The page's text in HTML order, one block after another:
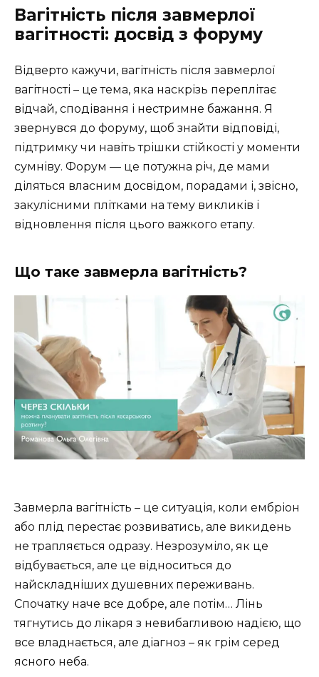
Вагітність після завмерлої
вагітності: досвід з форуму
Відверто кажучи, вагітність після завмерлої
вагітності – це тема, яка наскрізь переплітає
відчай, сподівання і нестримне бажання. Я
звернувся до форуму, щоб знайти відповіді,
підтримку чи навіть трішки стійкості у моменти
сумніву. Форум — це потужна річ, де мами
діляться власним досвідом, порадами і, звісно,
закулісними плітками на тему викликів і
відновлення після цього важкого етапу.
Що таке завмерла вагітність?
Завмерла вагітність – це ситуація, коли ембріон
або плід перестає розвиватись, але викидень
не трапляється одразу. Незрозуміло, як це
відбувається, але це відноситься до
найскладніших душевних переживань.
Спочатку наче все добре, але потім… Лінь
тягнутись до лікаря з невибагливою надією, що
все владнається, але діагноз – як грім серед
ясного неба.